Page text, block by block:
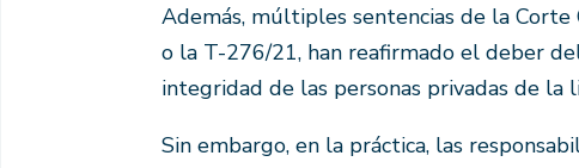
Además, múltiples sentencias de la
o la T-276/21, han reafirmado el deber
integridad de las personas privadas de la
Sin embargo, en la práctica, las